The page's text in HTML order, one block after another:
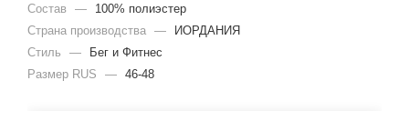
Состав
—
100% полиэстер
Страна производства —
ИОРДАНИЯ
Стиль
—
Бег и Фитнес
Размер RUS
— 46-48